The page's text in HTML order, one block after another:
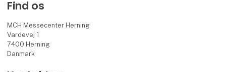
Find os
MCH Messecenter Herning
Vardevej 1
7400 Herning
Danmark